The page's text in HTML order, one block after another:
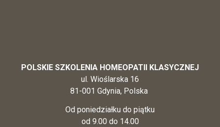
POLSKIE SZKOLENIA HOMEOPATII KLASYCZNEJ
ul. Wioślarska 16
81-001 Gdynia, Polska
Od poniedziałku do piątku
od 9.00 do 14.00